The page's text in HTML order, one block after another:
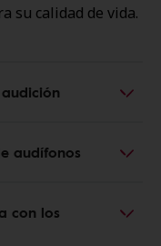
su calidad de vida.
audífonos
con los